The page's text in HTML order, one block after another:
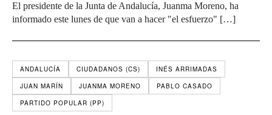
El presidente de la Junta de Andalucía, Juanma Moreno, ha
informado este lunes de que van a hacer "el esfuerzo" […]
ANDALUCÍA CIUDADANOS (CS)
INÉS ARRIMADAS
JUAN MARÍN
JUANMA MORENO
PABLO CASADO
PARTIDO POPULAR (PP)